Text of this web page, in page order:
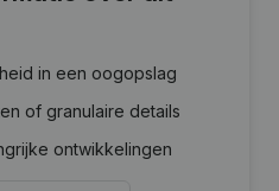
in een oogopslag
of granulaire details
ontwikkelingen